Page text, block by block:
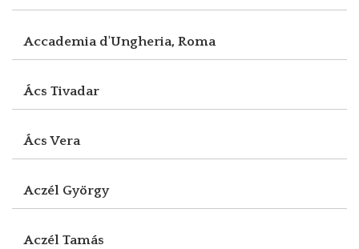
Accademia d'Ungheria, Roma
Ács Tivadar
Ács Vera
Aczél György
Aczél Tamás